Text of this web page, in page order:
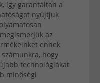
így garantáltan a
nyújtjuk
az
ennek
hogy
technológiákat
minőségi